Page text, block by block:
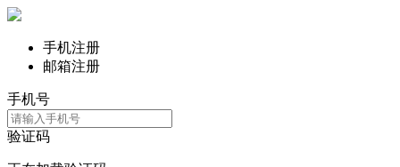
手机注册
邮箱注册
手机号
验证码